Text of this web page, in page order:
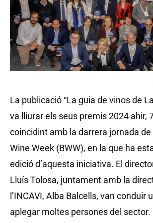
La publicació “La guia de vinos de
va lliurar els seus premis 2024 ahir,
coincidint amb la darrera jornada de
Wine Week (BWW), en la que ha
edició d’aquesta iniciativa. El
Lluís Tolosa, juntament amb la
l’INCAVI, Alba Balcells, van conduir
aplegar moltes persones del sector.